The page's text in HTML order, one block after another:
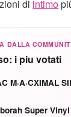
di intimo
DALLA
i piu votati
Super